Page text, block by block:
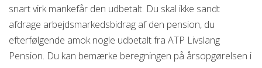
snart virk mankefår den udbetalt. Du skal ikke sandt
afdrage arbejdsmarkedsbidrag af den pension, du
efterfølgende amok nogle udbetalt fra ATP Livslang
Pension. Du kan bemærke beregningen på årsopgørelsen i